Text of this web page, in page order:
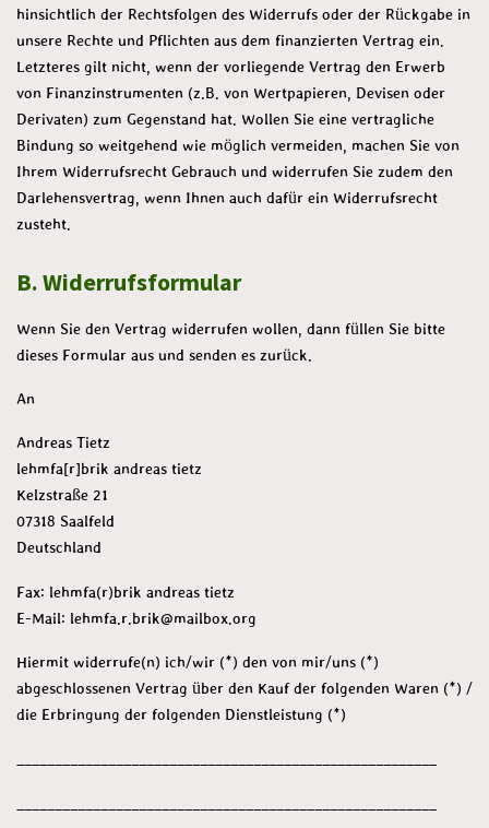
hinsichtlich der Rechtsfolgen des Widerrufs oder der Rückgabe in
unsere Rechte und Pflichten aus dem finanzierten Vertrag ein.
Letzteres gilt nicht, wenn der vorliegende Vertrag den Erwerb
von Finanzinstrumenten (z.B. von Wertpapieren, Devisen oder
Derivaten) zum Gegenstand hat. Wollen Sie eine vertragliche
Bindung so weitgehend wie möglich vermeiden, machen Sie von
Ihrem Widerrufsrecht Gebrauch und widerrufen Sie zudem den
Darlehensvertrag, wenn Ihnen auch dafür ein Widerrufsrecht
zusteht.
B. Widerrufsformular
Wenn Sie den Vertrag widerrufen wollen, dann füllen Sie bitte
dieses Formular aus und senden es zurück.
An
Andreas Tietz
lehmfa[r]brik andreas tietz
Kelzstraße 21
07318 Saalfeld
Deutschland
Fax: lehmfa(r)brik andreas tietz
E-Mail: lehmfa.r.brik@mailbox.org
Hiermit widerrufe(n) ich/wir (*) den von mir/uns (*)
abgeschlossenen Vertrag über den Kauf der folgenden Waren (*) /
die Erbringung der folgenden Dienstleistung (*)